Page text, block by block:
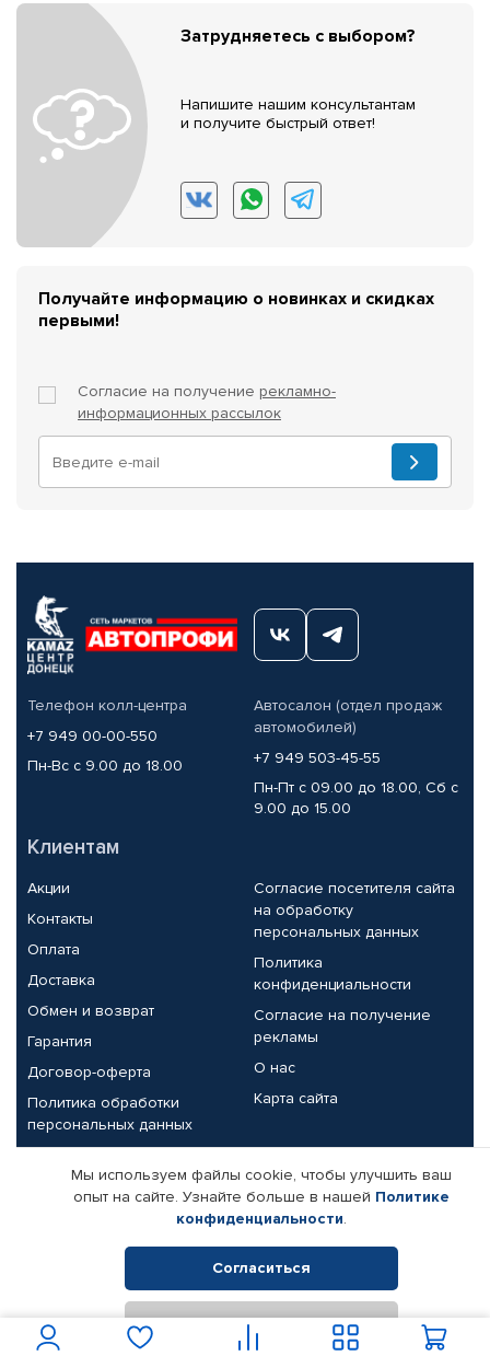
Затрудняетесь с выбором?
Напишите нашим консультантам
и получите быстрый ответ!
Получайте информацию о новинках и скидках
первыми!
Согласие на получение рекламно-
информационных рассылок
Телефон колл-центра
+7 949 00-00-550
Пн-Вс с 9.00 до 18.00
Автосалон (отдел продаж
автомобилей)
+7 949 503-45-55
Пн-Пт с 09.00 до 18.00, Сб с
9.00 до 15.00
Клиентам
Акции
Контакты
Оплата
Доставка
Обмен и возврат
Гарантия
Договор-оферта
Политика обработки
персональных данных
Согласие посетителя сайта
на обработку
персональных данных
Политика
конфиденциальности
Согласие на получение
рекламы
О нас
Карта сайта
Партнерам
Корпоративным клиентам
Поставщикам
Реквизиты компании
© КАМАЗ ЦЕНТР ДОНЕЦК, 2015-2026. Все права защищены.
Интернет-магазин автомобильных товаров Автопрофи.
Мы используем файлы cookie, чтобы улучшить ваш
опыт на сайте. Узнайте больше в нашей Политике
конфиденциальности.
Согласиться
Отклонить